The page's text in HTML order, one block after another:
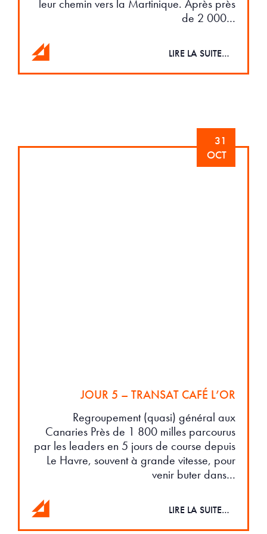
leur chemin vers la Martinique. Après près
de 2 000…
LIRE LA SUITE…
31
OCT
JOUR 5 – TRANSAT CAFÉ L’OR
Regroupement (quasi) général aux
Canaries Près de 1 800 milles parcourus
par les leaders en 5 jours de course depuis
Le Havre, souvent à grande vitesse, pour
venir buter dans…
LIRE LA SUITE…